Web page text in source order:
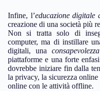
Infine, l’educazione digitale
creazione di una società più
Non si tratta solo di
computer, ma di instillare
digitali, una
piattaforme e una forte
dovrebbe iniziare fin dalla
la privacy, la sicurezza
online con le attività offline.